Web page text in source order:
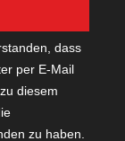
dass
per E-Mail
diesem
zu haben.